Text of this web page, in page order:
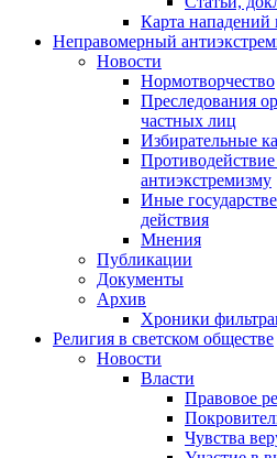
Карта нападений
Неправомерный
Новости
Нормотворчество
Преследования
частных лиц
Избирательные
антиэкстремизму
Иные
действия
Мнения
Публикации
Документы
Архив
Хроники
Религия в светском обществе
Новости
Власти
Правовое
Чувства